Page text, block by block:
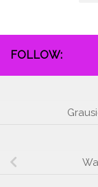
FOLLOW: